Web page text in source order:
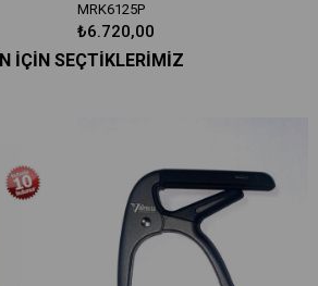
MRK6125P
₺6.720,00
İÇIN SEÇTIKLERIMIZ